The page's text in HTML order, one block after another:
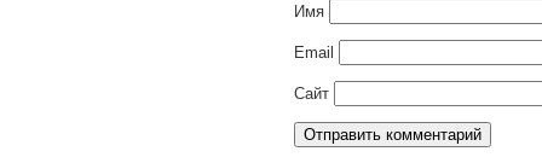
Имя
Email
Сайт